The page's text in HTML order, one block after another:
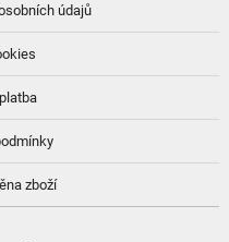
údajů
zboží